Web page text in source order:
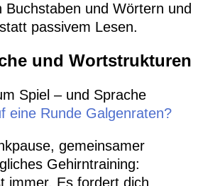
Buchstaben und Wörtern und
passivem Lesen.
und Wortstrukturen
Spiel – und Sprache
eine Runde Galgenraten?
gemeinsamer
Gehirntraining:
immer. Es fordert dich